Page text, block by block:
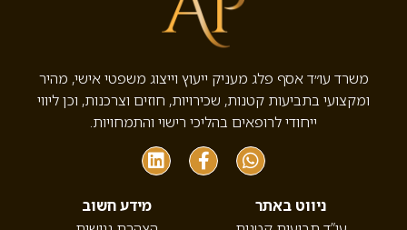
משרד עו״ד אסף פלג מעניק ייעוץ וייצוג משפטי אישי, מהיר
ומקצועי בתביעות קטנות, שכירויות, חוזים וצרכנות, וכן ליווי
ייחודי לרופאים בהליכי רישוי והתמחויות.
ניווט באתר
מידע חשוב